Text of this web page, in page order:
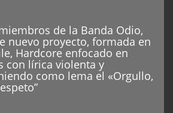
de la Banda Odio,
nuevo proyecto, formada en
Hardcore enfocado en
con lírica violenta y
como lema el «Orgullo,